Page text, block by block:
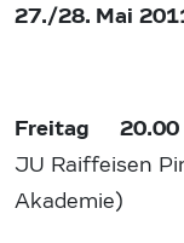
27./28. Mai
Freitag 20.00
JU Raiffeisen
Akademie)